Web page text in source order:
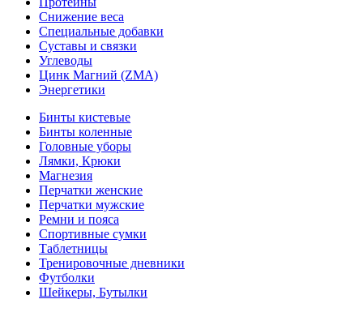
Снижение веса
Специальные добавки
Суставы и связки
Углеводы
Цинк Магний (ZMA)
Энергетики
Бинты кистевые
Бинты коленные
Головные уборы
Лямки, Крюки
Магнезия
Перчатки женские
Перчатки мужские
Ремни и пояса
Спортивные сумки
Таблетницы
Тренировочные дневники
Футболки
Шейкеры, Бутылки